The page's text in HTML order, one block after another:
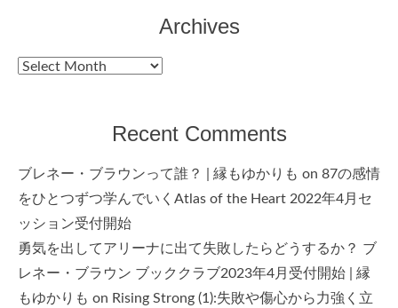
Archives
Archives
Recent Comments
ブレネー・ブラウンって誰？ | 縁もゆかりも on 87の感情
をひとつずつ学んでいくAtlas of the Heart 2022年4月セ
ッション受付開始
勇気を出してアリーナに出て失敗したらどうするか？ ブ
レネー・ブラウン ブッククラブ2023年4月受付開始 | 縁
もゆかりも on Rising Strong (1):失敗や傷心から力強く立